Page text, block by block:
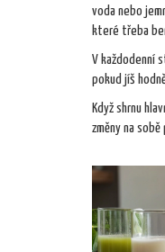
voda nebo
které třeba
V každodenní
pokud jíš
Když shrnu
změny na